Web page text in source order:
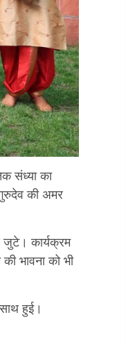
संध्या का
की अमर
जुटे। कार्यक्रम
भावना को भी
हुई।